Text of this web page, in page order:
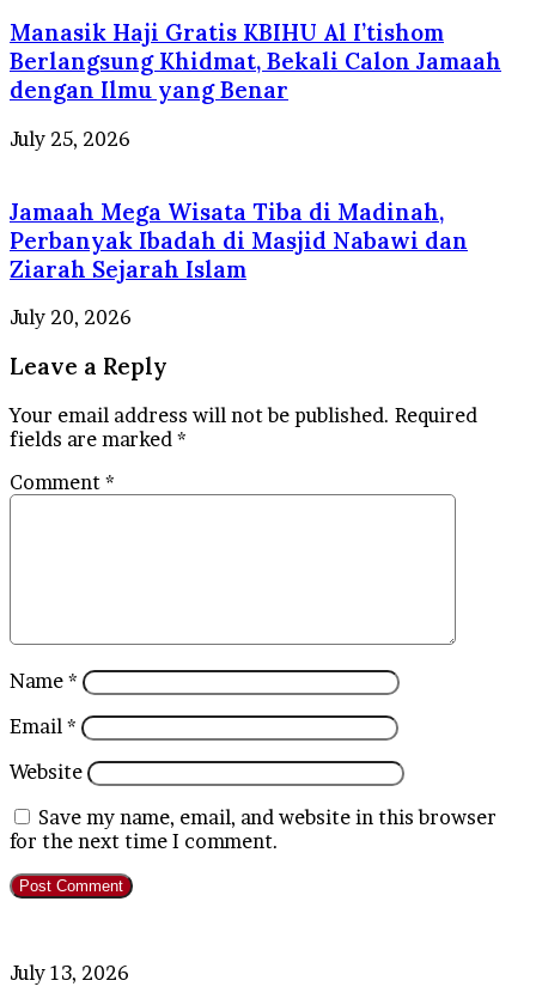
Manasik Haji Gratis KBIHU Al I’tishom
Berlangsung Khidmat, Bekali Calon Jamaah
dengan Ilmu yang Benar
July 25, 2026
Jamaah Mega Wisata Tiba di Madinah,
Perbanyak Ibadah di Masjid Nabawi dan
Ziarah Sejarah Islam
July 20, 2026
Leave a Reply
Your email address will not be published. Required
fields are marked *
Comment *
Name *
Email *
Website
Save my name, email, and website in this browser
for the next time I comment.
PT
July 13, 2026